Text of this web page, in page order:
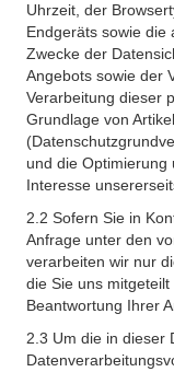
Uhrzeit, der
Endgeräts sowie die
Zwecke der
Angebots sowie der
Verarbeitung dieser
Grundlage von
und die Optimierung
Interesse
2.2 Sofern Sie in
Anfrage unter den
verarbeiten wir nur
die Sie uns
Beantwortung Ihrer
2.3 Um die in dieser